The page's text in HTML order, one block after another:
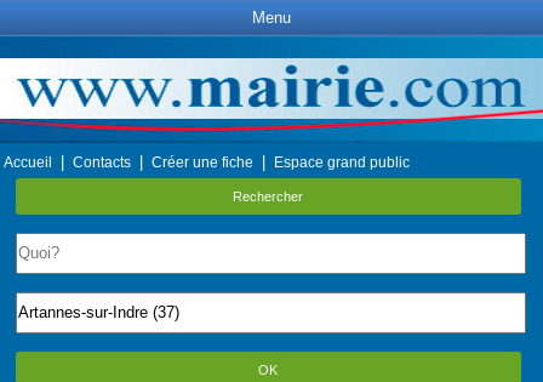
Menu
Accueil Contacts Créer une fiche Espace grand public
Rechercher
OK